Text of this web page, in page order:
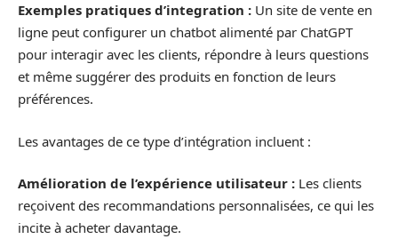
Exemples pratiques d’integration : Un site de vente en
ligne peut configurer un chatbot alimenté par ChatGPT
pour interagir avec les clients, répondre à leurs questions
et même suggérer des produits en fonction de leurs
préférences.
Les avantages de ce type d’intégration incluent :
Amélioration de l’expérience utilisateur : Les clients
reçoivent des recommandations personnalisées, ce qui les
incite à acheter davantage.